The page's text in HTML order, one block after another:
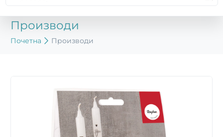
Производи
Почетна Производи